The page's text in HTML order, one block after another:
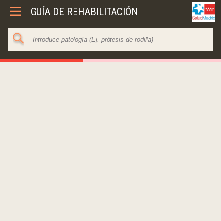
GUÍA DE REHABILITACIÓN